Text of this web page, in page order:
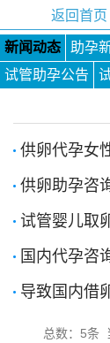
返回首页
新闻动态 助孕
试管助孕公告
供卵代孕女
总数：5条